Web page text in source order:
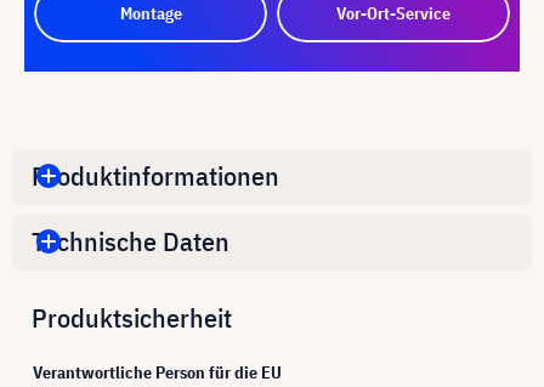
Montage Vor-Ort-Service
Produktinformationen
Technische Daten
Produktsicherheit
Verantwortliche Person für die EU